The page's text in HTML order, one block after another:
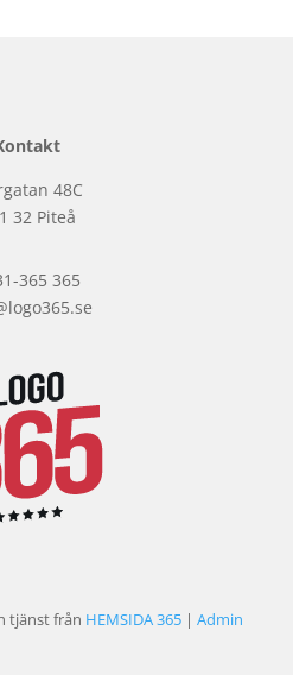
48C
32 Piteå
365 365
tjänst från HEMSIDA 365 | Admin